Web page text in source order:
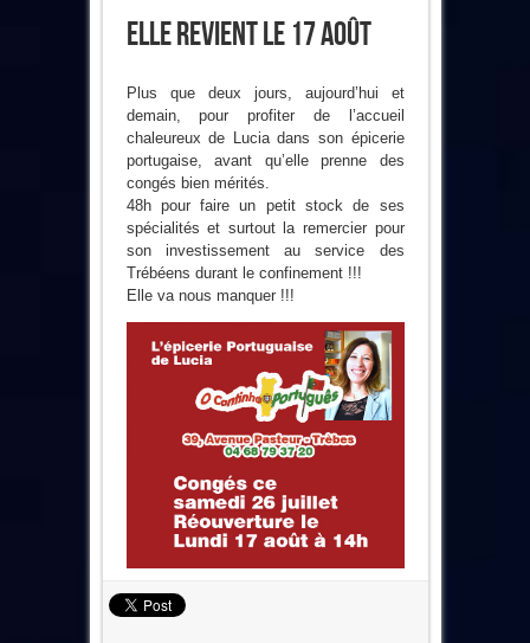
Elle Revient Le 17 Août
Plus que deux jours, aujourd’hui et
demain, pour profiter de l’accueil
chaleureux de Lucia dans son épicerie
portugaise, avant qu’elle prenne des
congés bien mérités.
48h pour faire un petit stock de ses
spécialités et surtout la remercier pour
son investissement au service des
Trébéens durant le confinement !!!
Elle va nous manquer !!!